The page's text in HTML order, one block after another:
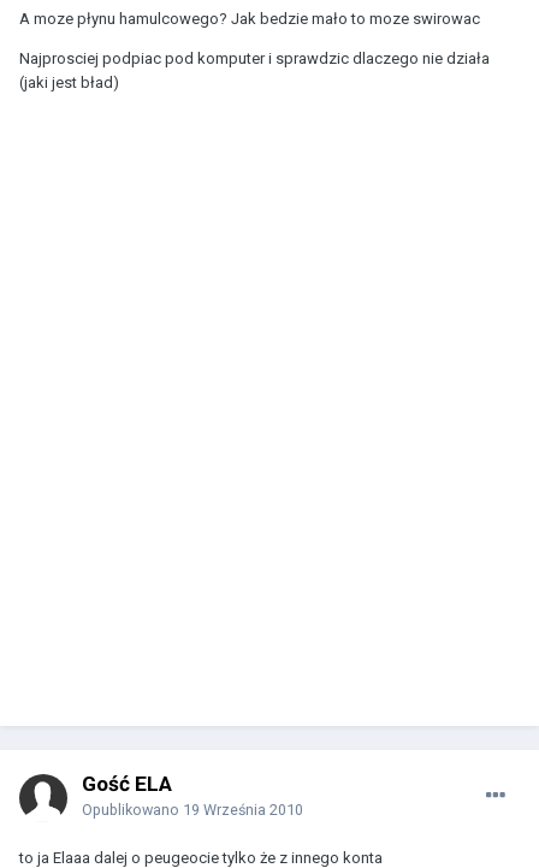
A moze płynu hamulcowego? Jak bedzie mało to moze swirowac
Najprosciej podpiac pod komputer i sprawdzic dlaczego nie działa
(jaki jest bład)
Gość ELA
Opublikowano 19 Września 2010
to ja Elaaa dalej o peugeocie tylko że z innego konta